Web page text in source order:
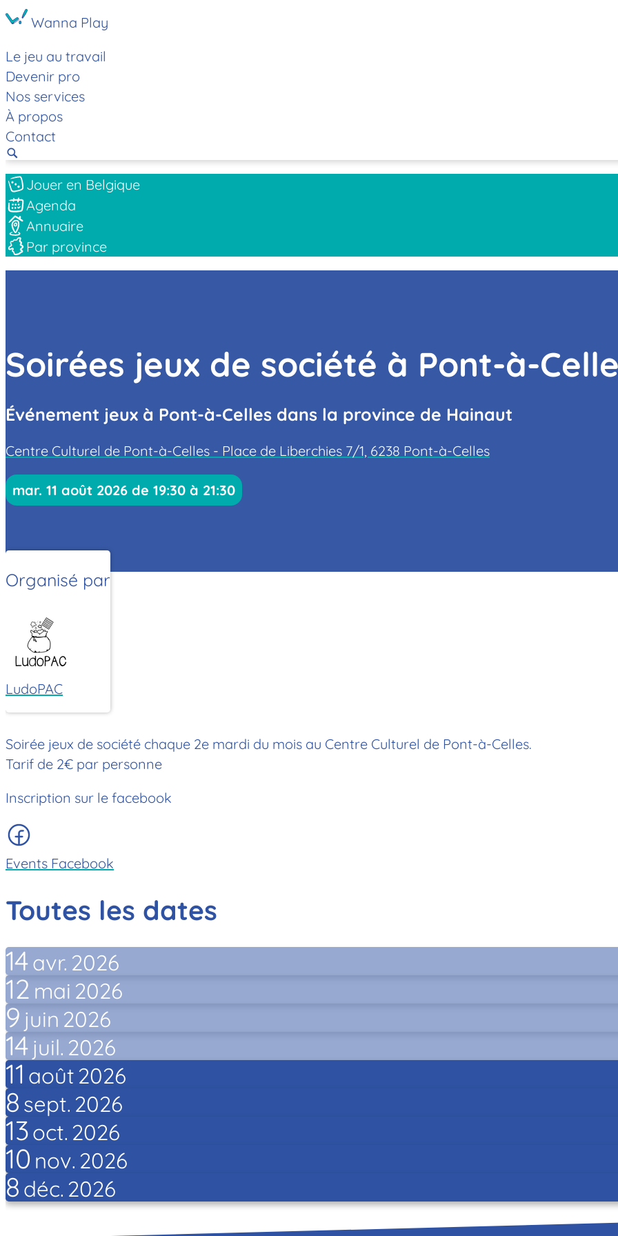
Wanna Play
Le jeu au travail
Devenir pro
Nos services
À propos
Contact
Jouer en Belgique
Agenda
Annuaire
Par province
Soirées jeux de société à Pont-à-
Événement jeux à Pont-à-Celles dans la province de Hainaut
Centre Culturel de Pont-à-Celles - Place de Liberchies 7/1, 6238 Pont-à-Celles
mar. 11 août 2026 de 19:30 à 21:30
Organisé par
LudoPAC
Soirée jeux de société chaque 2e mardi du mois au Centre Culturel de Pont-à-Celles.
Tarif de 2€ par personne
Inscription sur le facebook
Events Facebook
Toutes les dates
14avr. 2026
12 mai 2026
9 juin 2026
14 juil. 2026
11 août 2026
8 sept. 2026
13oct. 2026
10 nov. 2026
8 déc. 2026